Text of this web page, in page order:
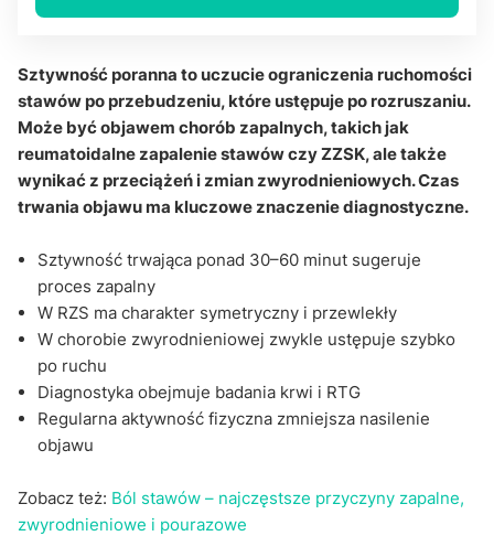
Q&A
Sztywność poranna to uczucie ograniczenia ruchomości
stawów po przebudzeniu, które ustępuje po rozruszaniu.
Może być objawem chorób zapalnych, takich jak
reumatoidalne zapalenie stawów czy ZZSK, ale także
wynikać z przeciążeń i zmian zwyrodnieniowych. Czas
trwania objawu ma kluczowe znaczenie diagnostyczne.
Sztywność trwająca ponad 30–60 minut sugeruje
proces zapalny
W RZS ma charakter symetryczny i przewlekły
W chorobie zwyrodnieniowej zwykle ustępuje szybko
po ruchu
Diagnostyka obejmuje badania krwi i RTG
Regularna aktywność fizyczna zmniejsza nasilenie
objawu
Zobacz też: Ból stawów – najczęstsze przyczyny zapalne,
zwyrodnieniowe i pourazowe